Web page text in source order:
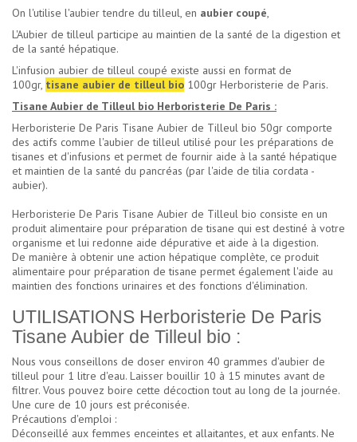
On l'utilise l'aubier tendre du tilleul, en aubier coupé,
L'Aubier de tilleul participe au maintien de la santé de la digestion et
de la santé hépatique.
L'infusion aubier de tilleul coupé existe aussi en format de
100gr, tisane aubier de tilleul bio 100gr Herboristerie de Paris.
Tisane Aubier de Tilleul bio Herboristerie De Paris :
Herboristerie De Paris Tisane Aubier de Tilleul bio 50gr comporte
des actifs comme l'aubier de tilleul utilisé pour les préparations de
tisanes et d'infusions et permet de fournir aide à la santé hépatique
et maintien de la santé du pancréas (par l'aide de tilia cordata -
aubier).
Herboristerie De Paris Tisane Aubier de Tilleul bio consiste en un
produit alimentaire pour préparation de tisane qui est destiné à votre
organisme et lui redonne aide dépurative et aide à la digestion.
De manière à obtenir une action hépatique complète, ce produit
alimentaire pour préparation de tisane permet également l'aide au
maintien des fonctions urinaires et des fonctions d'élimination.
UTILISATIONS Herboristerie De Paris
Tisane Aubier de Tilleul bio :
Nous vous conseillons de doser environ 40 grammes d'aubier de
tilleul pour 1 litre d'eau. Laisser bouillir 10 à 15 minutes avant de
filtrer. Vous pouvez boire cette décoction tout au long de la journée.
Une cure de 10 jours est préconisée.
Précautions d'emploi :
Déconseillé aux femmes enceintes et allaitantes, et aux enfants. Ne